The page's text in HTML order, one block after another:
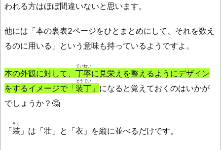
われる方はほぼ間違いないと思います。
他には「本の裏表2ページをひとまとめにして、それを数え
るのに用いる」という意味も持っているようですよ。
本の外観に対して、 丁寧
ていねい
に見栄えを整えるようにデザイン
をするイメージで「装丁
そうてい
」 になると覚えておくのはいかが
でしょうか？🤔
「装
そう
」は「壮」と「衣」を縦に並べるだけです。